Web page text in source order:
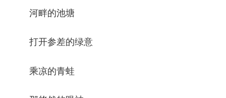
河畔的池塘
打开参差的绿意
乘凉的青蛙